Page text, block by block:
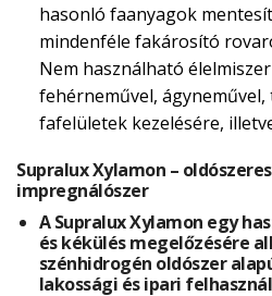
hasonló faanyagok
mindenféle fakárosító
Nem használható
fehérneművel,
fafelületek kezelésére,
Supralux Xylamon –
impregnálószer
A Supralux Xylamon egy
és kékülés megelőzésére
szénhidrogén oldószer
lakossági és ipari